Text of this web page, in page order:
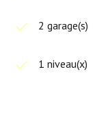
2 garage(s)
1 niveau(x)